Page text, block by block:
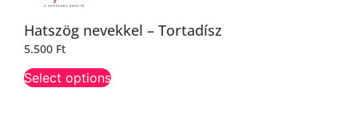
Hatszög nevekkel – Tortadísz
5.500 Ft
Select options